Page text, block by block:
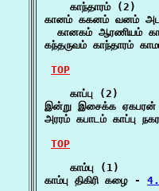
    காந்தாரம் (2)
கானம் ககனம் வனம்
கானகம் ஆரணியம்
கந்தருவம் காந்தாரம்
TOP
    காப்பு (2)
இன்று இசைக்க ஏகபரன்
அரரம் கபாடம் காப்பு
TOP
    காம்பு (1)
காம்பு திகிரி கழை -